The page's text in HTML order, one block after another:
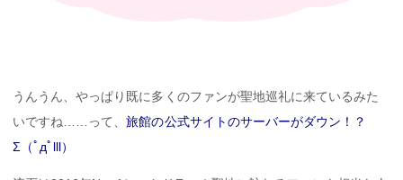
うんうん、やっぱり既に多くのファンが聖地巡礼に来ているみた
いですね……って、旅館の公式サイトのサーバーがダウン！？
Σ（ﾟдﾟlll）